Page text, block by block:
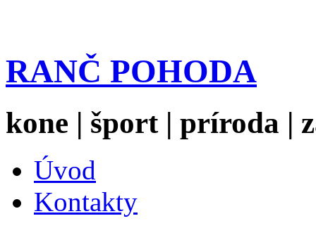
RANČ POHODA
kone | šport | príroda |
Úvod
Kontakty